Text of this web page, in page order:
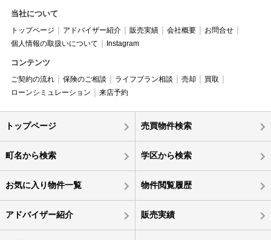
当社について
トップページ アドバイザー紹介 販売実績 会社概要
お問合せ
個人情報の取扱いについて
Instagram
コンテンツ
ご契約の流れ 保険のご相談 ライフプラン相談 売却
買取
ローンシミュレーション
来店予約
トップページ 売買物件検索
町名から検索 学区から検索
お気に入り物件一覧 物件閲覧履歴
アドバイザー紹介 販売実績